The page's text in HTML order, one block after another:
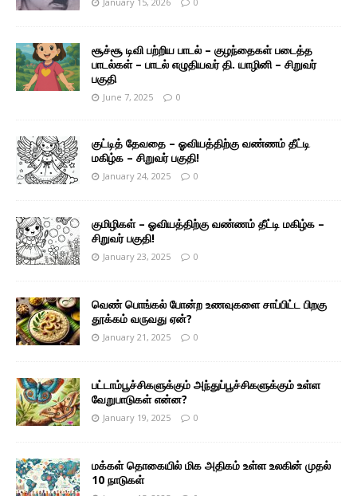
சூச்சூ டிவி பற்றிய பாடல் – குழந்தைகள் படைத்த
பாடல்கள் – பாடல் எழுதியவர் தி. யாழினி – சிறுவர்
பகுதி
June 7, 2025 0
குட்டித் தேவதை – ஓவியத்திற்கு வண்ணம் தீட்டி
மகிழ்க – சிறுவர் பகுதி!
January 24, 2025 0
குமிழிகள் – ஓவியத்திற்கு வண்ணம் தீட்டி மகிழ்க –
சிறுவர் பகுதி!
January 23, 2025 0
வெண் பொங்கல் போன்ற உணவுகளை சாப்பிட்ட பிறகு
தூக்கம் வருவது ஏன்?
January 21, 2025 0
பட்டாம்பூச்சிகளுக்கும் அந்துப்பூச்சிகளுக்கும் உள்ள
வேறுபாடுகள் என்ன?
January 19, 2025 0
மக்கள் தொகையில் மிக அதிகம் உள்ள உலகின் முதல்
10 நாடுகள்